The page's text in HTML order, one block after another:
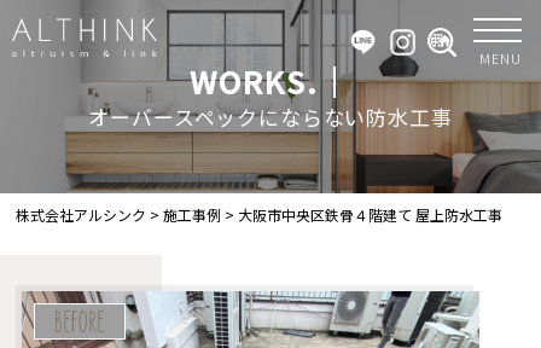
MENU
WORKS.｜
オーバースペックにならない防水工事
株式会社アルシンク >施工事例 > 大阪市中央区鉄骨４階建て 屋上防水工事